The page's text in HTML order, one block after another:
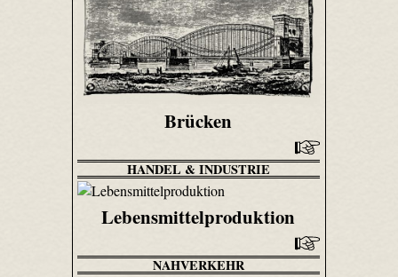
Brücken
HANDEL & INDUSTRIE
Lebensmittelproduktion
NAHVERKEHR